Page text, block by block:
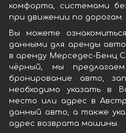
комфорта, системами
при движении по дорогам.
Вы можете
данными для аренды
в аренду Мерседес-Бенц
чёрный, мы
бронирование авто,
необходимо указать в
место или адрес в
данный авто, а также
адрес возврата машины.